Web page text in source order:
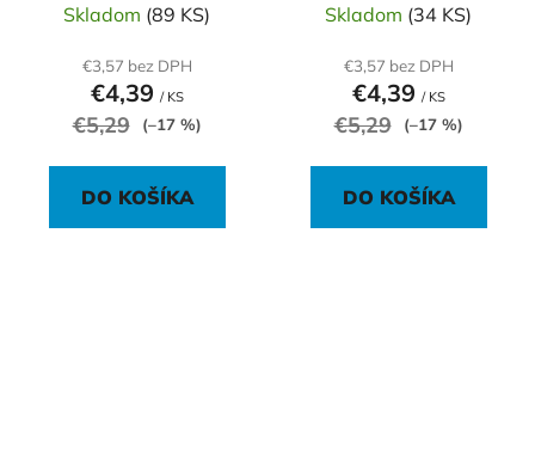
Skladom (89 KS)
€3,57 bez DPH
€4,39 / KS
€5,29 (–17 %)
DO KOŠÍKA
Skladom (34 KS)
€3,57 bez DPH
€4,39 / KS
€5,29 (–17 %)
DO KOŠÍKA